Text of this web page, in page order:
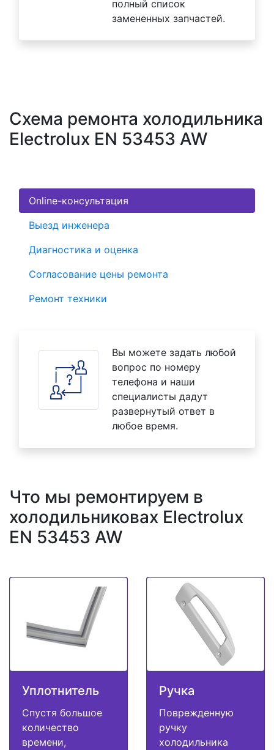
полный список
замененных запчастей.
Схема ремонта холодильника
Electrolux EN 53453 AW
Online-консультация
Выезд инженера
Диагностика и оценка
Согласование цены ремонта
Ремонт техники
Вы можете задать любой
вопрос по номеру
телефона и наши
специалисты дадут
развернутый ответ в
любое время.
Что мы ремонтируем в
холодильниковах Electrolux
EN 53453 AW
Уплотнитель
Спустя большое
количество
времени,
Ручка
Поврежденную
ручку
холодильника